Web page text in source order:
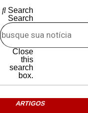
Search
Search
Close
this
search
box.
ARTIGOS